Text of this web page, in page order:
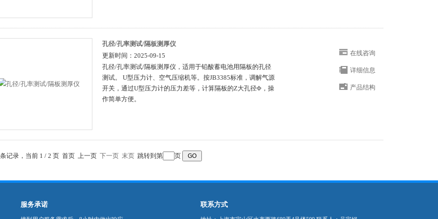
孔径/孔率测试/隔板测厚仪
更新时间：2025-09-15
孔径/孔率测试/隔板测厚仪，适用于铅酸蓄电池用隔板的孔径
测试。 U型压力计、空气压缩机等。按JB3385标准，调解气源
开关，通过U型压力计的压力差等，计算隔板的Z大孔径Φ，操
作简单方便。
在线咨询
详细信息
产品结构
记录，当前 1 / 2 页 首页 上一页 下一页 末页 跳转到第 页
服务承诺 联系方式